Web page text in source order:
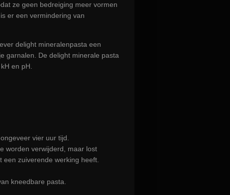
ze geen bedreiging meer vormen
er een vermindering van
delight mineralenpasta een
garnalen. De delight minerale pasta
en pH.
vier uur tijd.
worden verwijderd, maar lost
een zuiverende werking heeft.
kneedbare pasta.